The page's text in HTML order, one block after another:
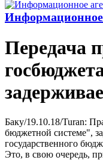
Информационное
Передача
Баку/19.10.18/Turan:
бюджетной системе",
государственного
Это, в свою очередь,